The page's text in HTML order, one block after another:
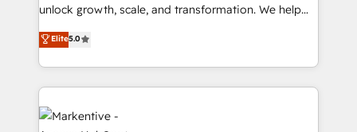
accreditations and deep HIPAA-compliance
expertise. - A team of 250+ experts dedicated to
your resilient growth.
unlock growth, scale, and transformation. We help
companies activate HubSpot’s AI-powered
customer platform and operationalize HubSpot’s
Loop Marketing framework through expert-led
services, smart agents, and purpose-built apps,
tailored to your business. Together, we unlock
results, fast. ⚙️CRM & RevOps: Align all Hubs to your
Elite5.0